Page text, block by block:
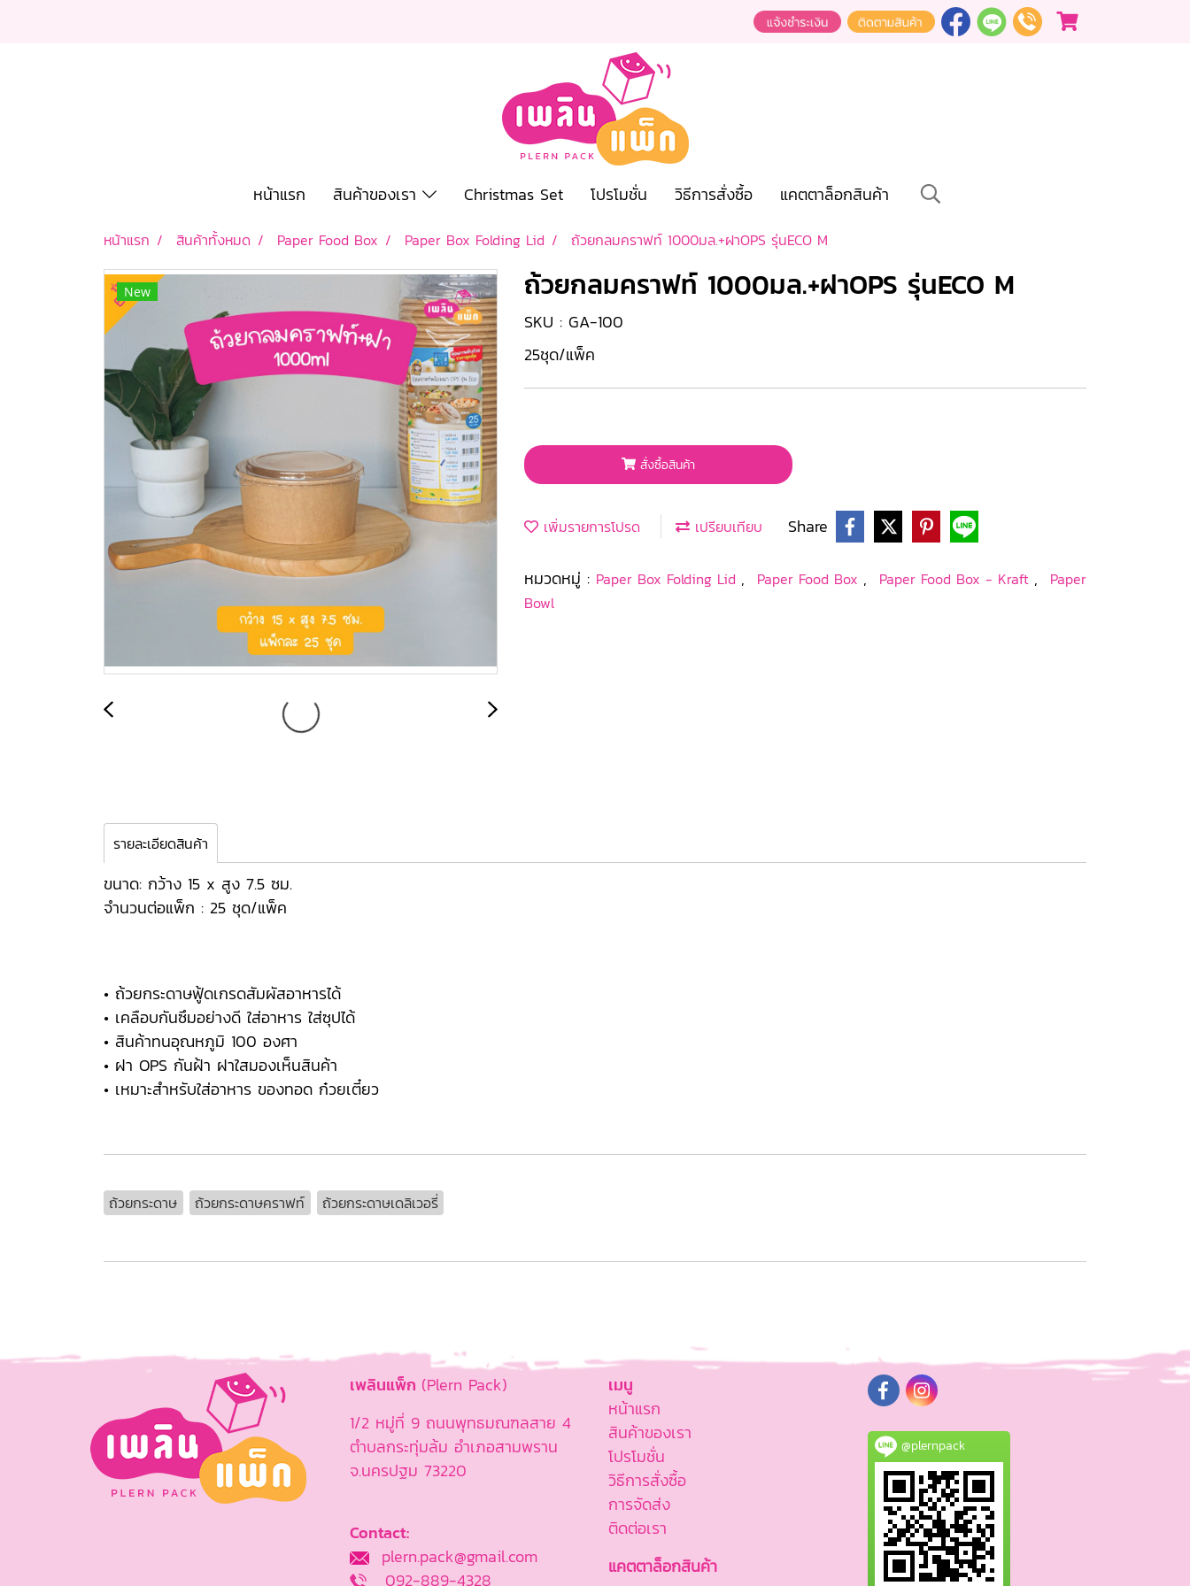
หน้าแรก สินค้าของเรา Christmas Set โปรโมชั่น วิธีการสั่งซื้อ แคตตาล็อกสินค้า
หน้าแรก สินค้าทั้งหมด Paper Food Box Paper Box Folding Lid ถ้วยกลมคราฟท์ 1000มล.+ฝาOPS รุ่นECO M
New ถ้วยกลมคราฟท์ 1000มล.+ฝาOPS รุ่นECO M
SKU : GA-100
25ชุด/แพ็ค
สั่งซื้อสินค้า
เพิ่มรายการโปรด เปรียบเทียบ Share
หมวดหมู่ : Paper Box Folding Lid , Paper Food Box , Paper Food Box - Kraft ,
Paper
Bowl
รายละเอียดสินค้า
ขนาด: กว้าง 15 x สูง 7.5 ซม.
จำนวนต่อแพ็ก : 25 ชุด/แพ็ค
• ถ้วยกระดาษฟู้ดเกรดสัมผัสอาหารได้
• เคลือบกันซึมอย่างดี ใส่อาหาร ใส่ซุปได้
• สินค้าทนอุณหภูมิ 100 องศา
• ฝา OPS กันฝ้า ฝาใสมองเห็นสินค้า
• เหมาะสำหรับใส่อาหาร ของทอด ก๋วยเตี๋ยว
ถ้วยกระดาษ ถ้วยกระดาษคราฟท์ ถ้วยกระดาษเดลิเวอรี่
เพลินแพ็ก (Plern Pack)
1/2 หมู่ที่ 9 ถนนพุทธมณฑลสาย 4
ตำบลกระทุ่มล้ม อำเภอสามพราน
จ.นครปฐม 73220
Contact:
plern.pack@gmail.com
092-889-4328
เมนู
หน้าแรก
สินค้าของเรา
โปรโมชั่น
วิธีการสั่งซื้อ
การจัดส่ง
ติดต่อเรา
แคตตาล็อกสินค้า
@plernpack